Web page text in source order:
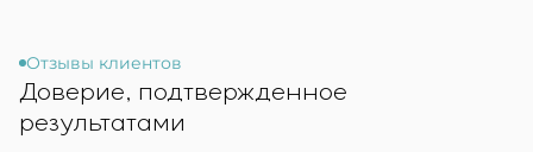
Отзывы клиентов
Доверие, подтвержденное
результатами